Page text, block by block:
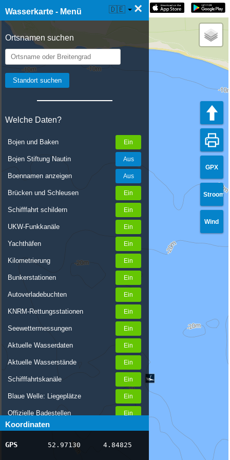
Wasserkarte - Menü ×
Ortsnamen suchen
Welche Daten?
Bojen und Baken
Bojen Stiftung Nautin
Boennamen anzeigen
Brücken und Schleusen
Schifffahrt schildern
UKW-Funkkanäle
Yachthäfen
Kilometrierung
Bunkerstationen
Autoverladebuchten
KNRM-Rettungsstationen
Seewettermessungen
Aktuelle Wasserdaten
Aktuelle Wasserstände
Schifffahrtskanäle
Blaue Welle: Liegeplätze
Offizielle Badestellen
Nachrichten Binnenschifffahrt
AIS-Schiffspositionen
Koordinaten
GPS 52.97130 4.84825
☰ Wasserkarte Live 🇩🇪
GPX
Stroom
Wind